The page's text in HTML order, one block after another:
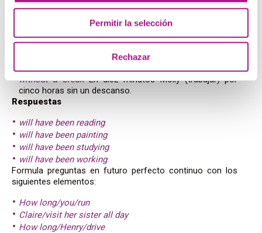
Permitir la selección
Rechazar
Julia (leer) a su hermano por dos horas.
We ____________ (paint) the whole afternoon
Next month I ___________ (study) English for three years
-El próximo mes yo (estudiar) inglés por tres años.
In ten minutes Molly __________ (work) for five hours
without a breakEn diez minutos Molly (trabajar) por
cinco horas sin un descanso.
Respuestas
will have been reading
will have been painting
will have been studying
will have been working
Formula preguntas en futuro perfecto continuo con los
siguientes elementos:
How long/you/run
Claire/visit her sister all day
How long/Henry/drive